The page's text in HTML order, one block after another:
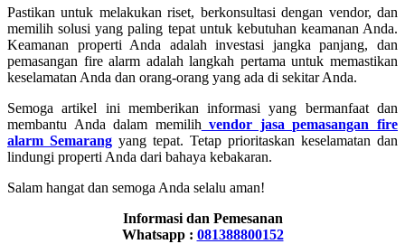
Pastikan untuk melakukan riset, berkonsultasi dengan vendor, dan
memilih solusi yang paling tepat untuk kebutuhan keamanan Anda.
Keamanan properti Anda adalah investasi jangka panjang, dan
pemasangan fire alarm adalah langkah pertama untuk memastikan
keselamatan Anda dan orang-orang yang ada di sekitar Anda.
Semoga artikel ini memberikan informasi yang bermanfaat dan
membantu Anda dalam memilih vendor jasa pemasangan fire
alarm Semarang yang tepat. Tetap prioritaskan keselamatan dan
lindungi properti Anda dari bahaya kebakaran.
Salam hangat dan semoga Anda selalu aman!
Informasi dan Pemesanan
Whatsapp : 081388800152